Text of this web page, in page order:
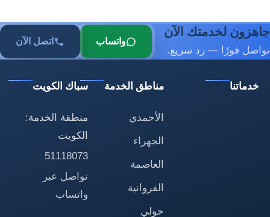
جاهزون لخدمتك الآن
تواصل فورًا — رد سريع.
واتساب اتصل الآن
خدماتنا مناطق الخدمة
الأحمدي
الجهراء
العاصمة
الفروانية
حولي
سباك الكويت
منطقة الخدمة:
الكويت
51118073
تواصل عبر
واتساب